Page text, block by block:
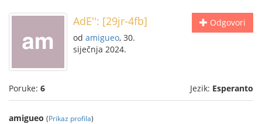
Odgovori
AdE'': [29jr-4fb]
od amigueo, 30.
siječnja 2024.
Poruke: 6 Jezik: Esperanto
amigueo (Prikaz profila)